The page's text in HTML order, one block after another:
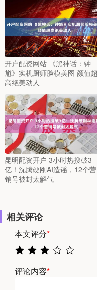
开户配资网站 《黑神话：钟
馗》实机厨师脸模美图 颜值超
高绝美动人
昆明配资开户 3小时热搜破3
亿！沈腾硬刚AI造谣，12个营
销号被封太解气
相关评论
本文评分*
评论内容*